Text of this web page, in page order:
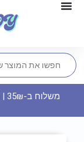
משלוח ב-35₪ |